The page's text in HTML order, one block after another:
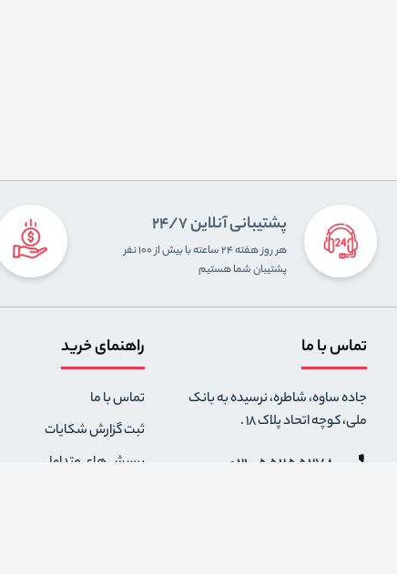
پشتیبانی آنلاین 24/7
هر روز هفته ۲۴ ساعته با بیش از ۱۰۰ نفر
پشتیبان شما هستیم
تماس با ما
جاده ساوه، شاطره، نرسیده به بانک
ملی، کوچه اتحاد پلاک 18 .
021-55255278
راهنمای خرید
تماس با ما
ثبت گزارش شکایات
پرسش های متداول